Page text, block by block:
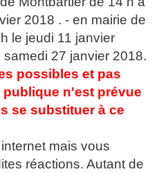
2018 . - en mairie de
le jeudi 11 janvier
27 janvier 2018.
possibles et pas
n'est prévue
se substituer à ce
mais vous
réactions. Autant de